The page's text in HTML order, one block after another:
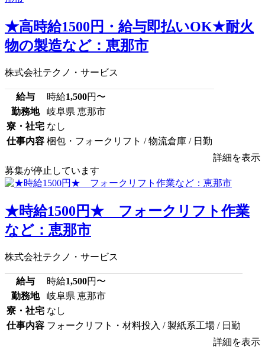
★高時給1500円・給与即払いOK★耐火
物の製造など：恵那市
株式会社テクノ・サービス
給与 時給1,500円〜
勤務地
岐阜県 恵那市
寮・社宅 なし
仕事内容 梱包・フォークリフト / 物流倉庫 / 日勤
詳細を表示
募集が停止しています
★時給1500円★ フォークリフト作業
など：恵那市
株式会社テクノ・サービス
給与 時給1,500円〜
勤務地
岐阜県 恵那市
寮・社宅 なし
仕事内容 フォークリフト・材料投入 / 製紙系工場 / 日勤
詳細を表示